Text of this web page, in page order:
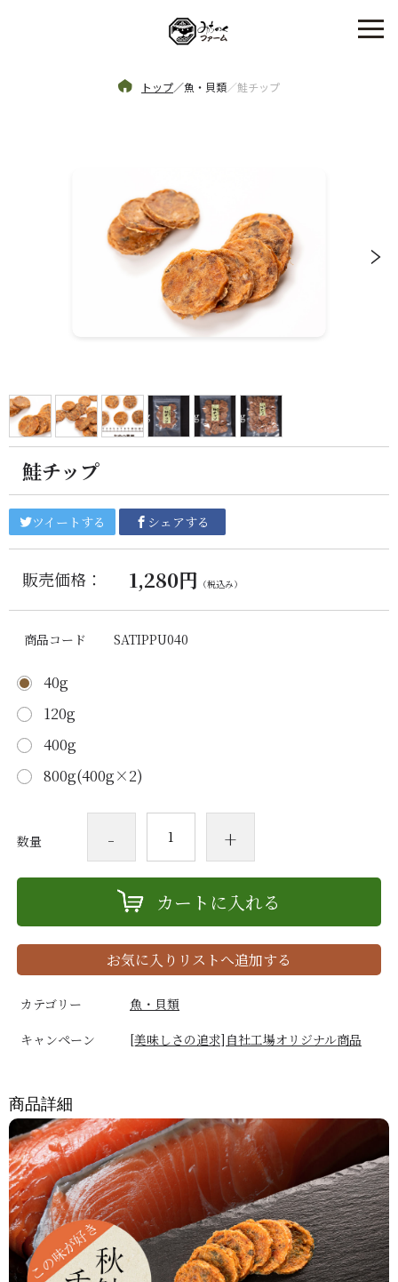
トップ／魚・貝類／鮭チップ
鮭チップ
ツイートする シェアする
販売価格： 1,280円 （税込み）
商品コード SATIPPU040
40g
120g
400g
800g(400g×2)
数量 - +
カートに入れる
お気に入りリストへ追加する
カテゴリー
魚・貝類
キャンペーン
[美味しさの追求]自社工場オリジナル商品
商品詳細